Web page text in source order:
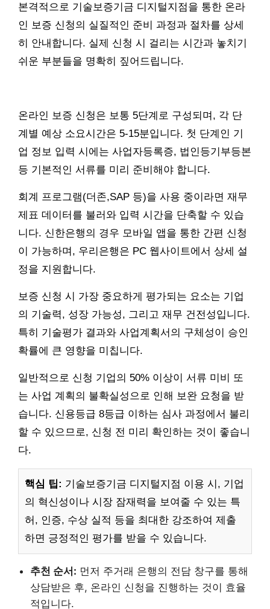
본격적으로 기술보증기금 디지털지점을 통한 온라
인 보증 신청의 실질적인 준비 과정과 절차를 상세
히 안내합니다. 실제 신청 시 걸리는 시간과 놓치기
쉬운 부분들을 명확히 짚어드립니다.
온라인 보증 신청은 보통 5단계로 구성되며, 각 단
계별 예상 소요시간은 5-15분입니다. 첫 단계인 기
업 정보 입력 시에는 사업자등록증, 법인등기부등본
등 기본적인 서류를 미리 준비해야 합니다.
회계 프로그램(더존,SAP 등)을 사용 중이라면 재무
제표 데이터를 불러와 입력 시간을 단축할 수 있습
니다. 신한은행의 경우 모바일 앱을 통한 간편 신청
이 가능하며, 우리은행은 PC 웹사이트에서 상세 설
정을 지원합니다.
보증 신청 시 가장 중요하게 평가되는 요소는 기업
의 기술력, 성장 가능성, 그리고 재무 건전성입니다.
특히 기술평가 결과와 사업계획서의 구체성이 승인
확률에 큰 영향을 미칩니다.
일반적으로 신청 기업의 50% 이상이 서류 미비 또
는 사업 계획의 불확실성으로 인해 보완 요청을 받
습니다. 신용등급 8등급 이하는 심사 과정에서 불리
할 수 있으므로, 신청 전 미리 확인하는 것이 좋습니
다.
핵심 팁: 기술보증기금 디지털지점 이용 시, 기업
의 혁신성이나 시장 잠재력을 보여줄 수 있는 특
허, 인증, 수상 실적 등을 최대한 강조하여 제출
하면 긍정적인 평가를 받을 수 있습니다.
추천 순서: 먼저 주거래 은행의 전담 창구를 통해
상담받은 후, 온라인 신청을 진행하는 것이 효율
적입니다.